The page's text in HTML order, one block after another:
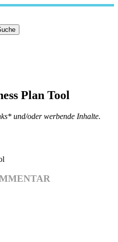
Plan Tool
und/oder werbende Inhalte.